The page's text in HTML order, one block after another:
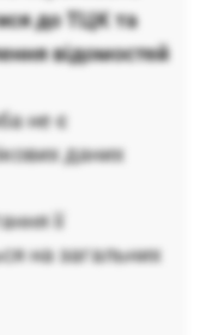
до ТЦК та
відомостей
не є
даних
її
на загальних